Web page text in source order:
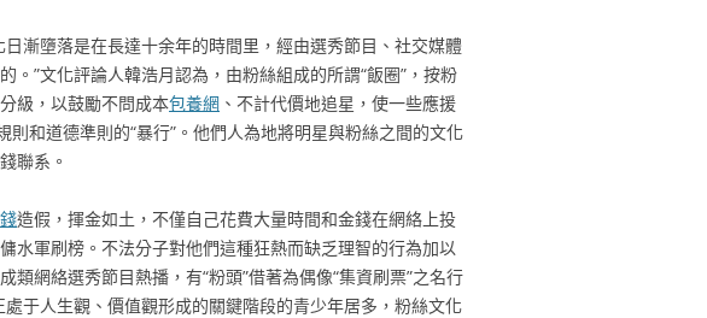
日漸墮落是在長達十余年的時間里，經由選秀節目、社交媒體
。”文化評論人韓浩月認為，由粉絲組成的所謂“飯圈”，按粉
級，以鼓勵不問成本包養網 、不計代價地追星，使一些應援
則和道德準則的“暴行”。他們人為地將明星與粉絲之間的文化
聯系。
造假，揮金如土，不僅自己花費大量時間和金錢在網絡上投
水軍刷榜。不法分子對他們這種狂熱而缺乏理智的行為加以
類網絡選秀節目熱播，有“粉頭”借著為偶像“集資刷票”之名行
于人生觀、價值觀形成的關鍵階段的青少年居多，粉絲文化